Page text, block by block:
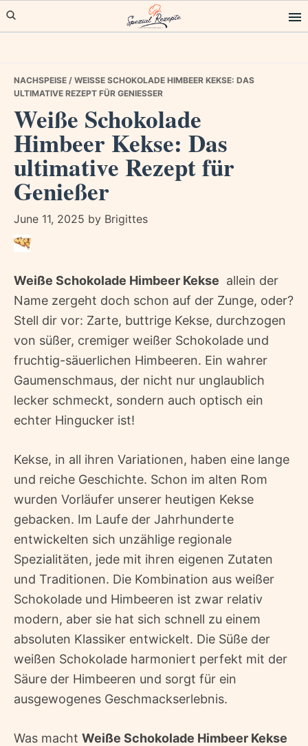
Skip
to
Skip
to
Skip
to
NACHSPEISE / WEISSE SCHOKOLADE HIMBEER KEKSE: DAS U
LTIMATIVE REZEPT FÜR GENIESSER
Weiße Schokolade
Himbeer Kekse: Das
ultimative Rezept für
Genießer
June 11, 2025 by Brigittes
Weiße Schokolade Himbeer Kekse  allein der
Name zergeht doch schon auf der Zunge, oder?
Stell dir vor: Zarte, buttrige Kekse, durchzogen
von süßer, cremiger weißer Schokolade und
fruchtig-säuerlichen Himbeeren. Ein wahrer
Gaumenschmaus, der nicht nur unglaublich
lecker schmeckt, sondern auch optisch ein
echter Hingucker ist!
Kekse, in all ihren Variationen, haben eine lange
und reiche Geschichte. Schon im alten Rom
wurden Vorläufer unserer heutigen Kekse
gebacken. Im Laufe der Jahrhunderte
entwickelten sich unzählige regionale
Spezialitäten, jede mit ihren eigenen Zutaten
und Traditionen. Die Kombination aus weißer
Schokolade und Himbeeren ist zwar relativ
modern, aber sie hat sich schnell zu einem
absoluten Klassiker entwickelt. Die Süße der
weißen Schokolade harmoniert perfekt mit der
Säure der Himbeeren und sorgt für ein
ausgewogenes Geschmackserlebnis.
Was macht Weiße Schokolade Himbeer Kekse